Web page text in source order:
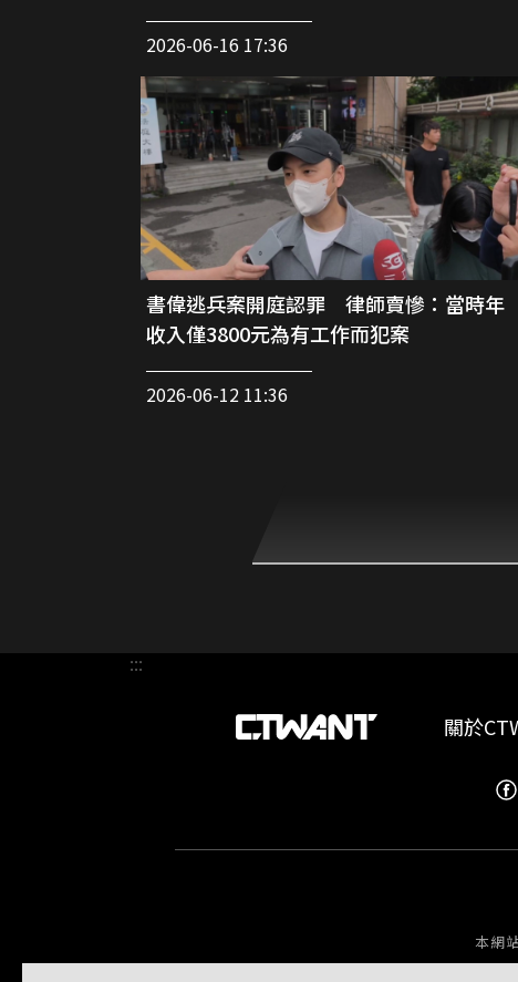
2026-06-16 17:36
書偉逃兵案開庭認罪 律師賣慘：當時年
收入僅3800元為有工作而犯案
2026-06-12 11:36
:::
關於
本網